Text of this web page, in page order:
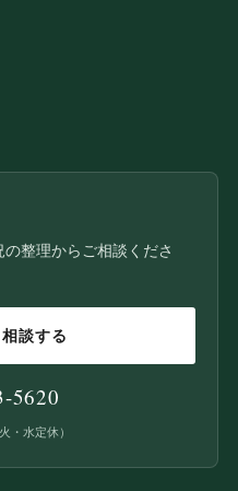
整理からご相談くださ
談する
5620
・水定休）